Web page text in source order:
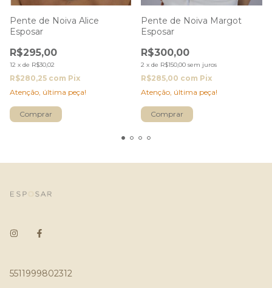
Pente de Noiva Alice
Esposar
R$295,00
12 x de R$30,02
R$280,25 com Pix
Atenção, última peça!
Pente de Noiva Margot
Esposar
R$300,00
2 x de R$150,00 sem juros
R$285,00 com Pix
Atenção, última peça!
5511999802312